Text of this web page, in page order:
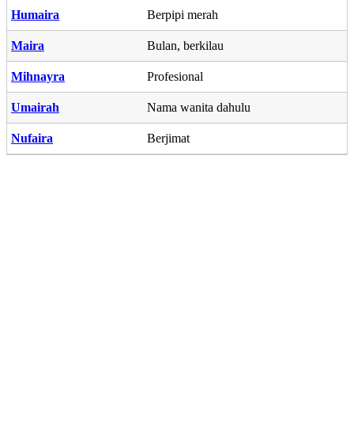
Humaira Berpipi merah
Maira Bulan, berkilau
Mihnayra Profesional
Umairah Nama wanita dahulu
Nufaira Berjimat